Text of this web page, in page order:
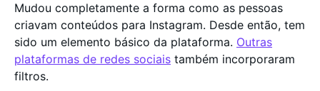
Mudou completamente a forma como as pessoas
criavam conteúdos para Instagram. Desde então, tem
sido um elemento básico da plataforma. Outras
plataformas de redes sociais também incorporaram
filtros.